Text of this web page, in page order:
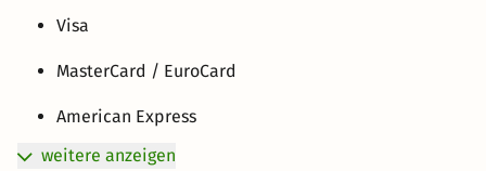
Visa
MasterCard / EuroCard
American Express
weitere anzeigen